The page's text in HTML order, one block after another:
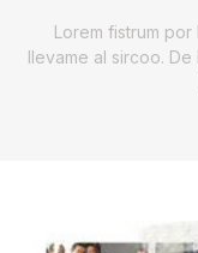
Lorem fistrum
llevame al sircoo.